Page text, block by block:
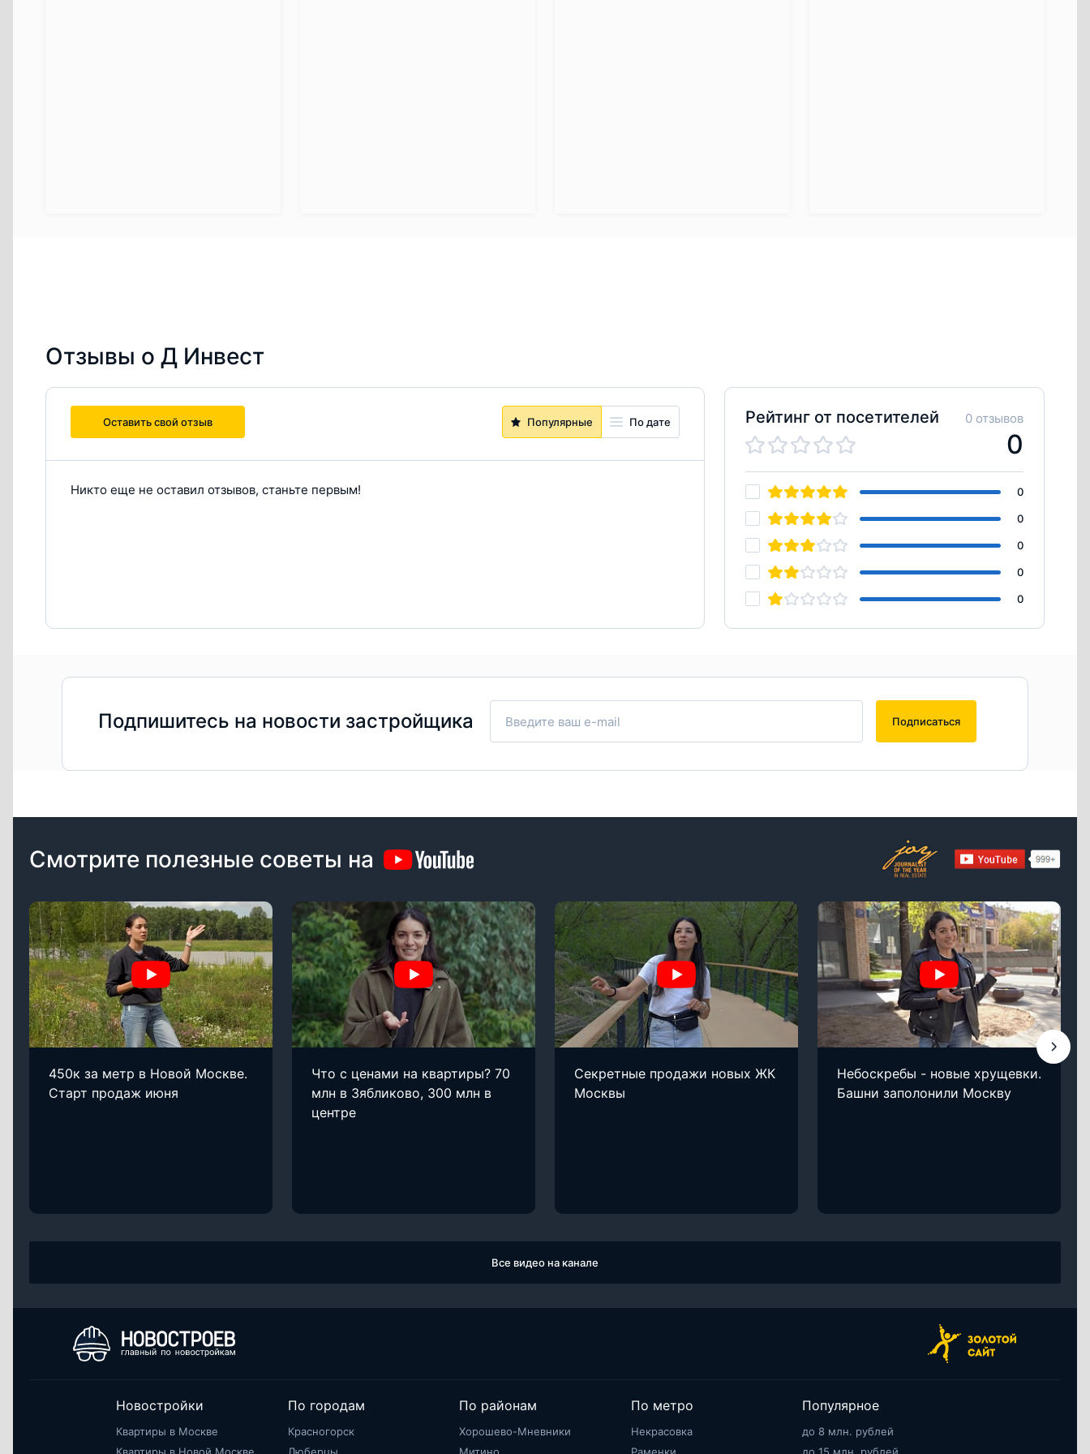
Отзывы о Д Инвест
Оставить свой отзыв Популярные По дате
Никто еще не оставил отзывов, станьте первым!
Рейтинг от посетителей 0 отзывов
0
0
0
0
0
0
Подпишитесь на новости застройщика Подписаться
Смотрите полезные советы на
450к за метр в Новой Москве.
Старт продаж июня
Что с ценами на квартиры? 70
млн в Зябликово, 300 млн в
центре
Секретные продажи новых ЖК
Москвы
Небоскребы - новые хрущевки.
Башни заполонили Москву
Все видео на канале
Новостройки
Квартиры в Москве
По городам
Красногорск
По районам
Хорошево-Мневники
По метро
Некрасовка
Популярное
до 8 млн. рублей